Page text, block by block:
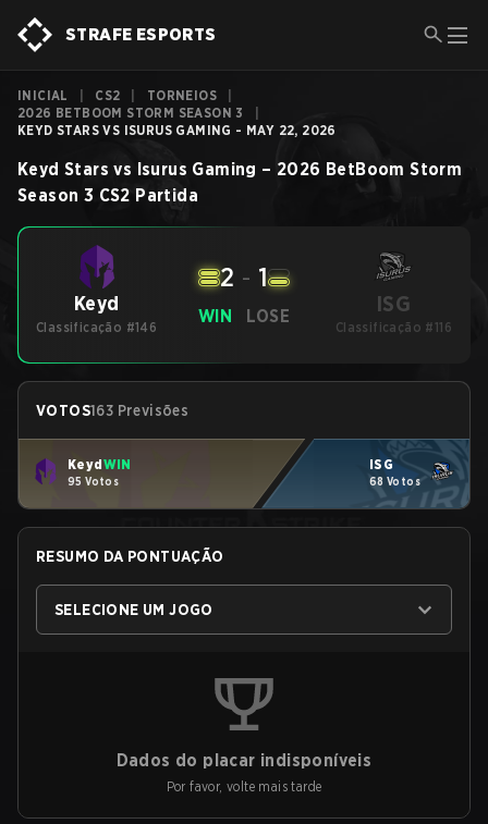
STRAFE ESPORTS
INICIAL CS2 TORNEIOS
2026 BETBOOM STORM SEASON 3
KEYD STARS VS ISURUS GAMING - MAY 22, 2026
Keyd Stars vs Isurus Gaming – 2026 BetBoom Storm
Season 3 CS2 Partida
Keyd
Classificação #146
WIN
2 - 1
LOSE ISG
Classificação #116
VOTOS163 Previsões
KeydWIN
95 Votos
ISG
68 Votos
RESUMO DA PONTUAÇÃO
SELECIONE UM JOGO
Dados do placar indisponíveis
Por favor, volte mais tarde